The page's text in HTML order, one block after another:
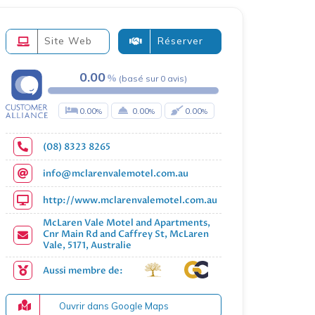
Site Web Réserver
0.00 (basé sur 0 avis)
0.00 0.00 0.00
(08) 8323 8265
info@mclarenvalemotel.com.au
http://www.mclarenvalemotel.com.au
McLaren Vale Motel and Apartments,
Cnr Main Rd and Caffrey St, McLaren
Vale, 5171, Australie
Aussi membre de:
Ouvrir dans Google Maps